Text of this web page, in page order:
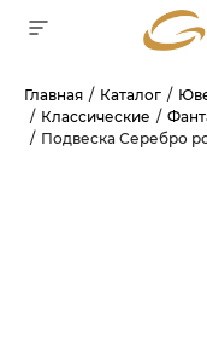
Главная Каталог
Классические
Подвеска Серебро
Для клиентов всех